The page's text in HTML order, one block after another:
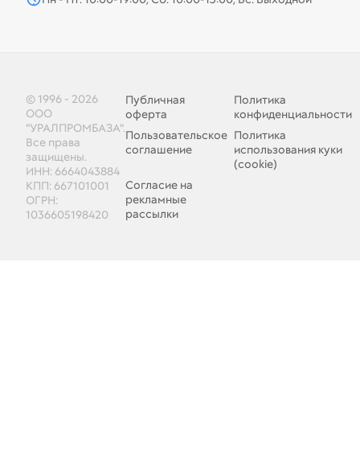
© 1996 - 2026
ООО
"УРАЛПРОМБАЗА".
Все права
защищены.
ИНН: 6664043884
КПП: 667101001
ОГРН:
1036605198420
Публичная
оферта
Политика
конфиденциальности
Пользовательское
соглашение
Политика
использования куки
(cookie)
Согласие на
рекламные
рассылки